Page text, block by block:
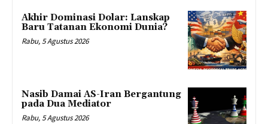
Akhir Dominasi Dolar: Lanskap
Baru Tatanan Ekonomi Dunia?
Rabu, 5 Agustus 2026
Nasib Damai AS-Iran Bergantung
pada Dua Mediator
Rabu, 5 Agustus 2026